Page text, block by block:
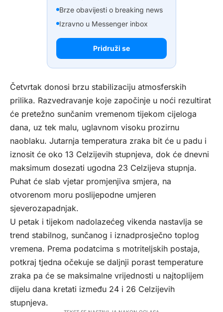
Brze obavijesti o breaking news
Izravno u Messenger inbox
Pridruži se
Četvrtak donosi brzu stabilizaciju atmosferskih
prilika. Razvedravanje koje započinje u noći rezultirat
će pretežno sunčanim vremenom tijekom cijeloga
dana, uz tek malu, uglavnom visoku prozirnu
naoblaku. Jutarnja temperatura zraka bit će u padu i
iznosit će oko 13 Celzijevih stupnjeva, dok će dnevni
maksimum dosezati ugodna 23 Celzijeva stupnja.
Puhat će slab vjetar promjenjiva smjera, na
otvorenom moru poslijepodne umjeren
sjeverozapadnjak.
U petak i tijekom nadolazećeg vikenda nastavlja se
trend stabilnog, sunčanog i iznadprosječno toplog
vremena. Prema podatcima s motriteljskih postaja,
potkraj tjedna očekuje se daljnji porast temperature
zraka pa će se maksimalne vrijednosti u najtoplijem
dijelu dana kretati između 24 i 26 Celzijevih
stupnjeva.